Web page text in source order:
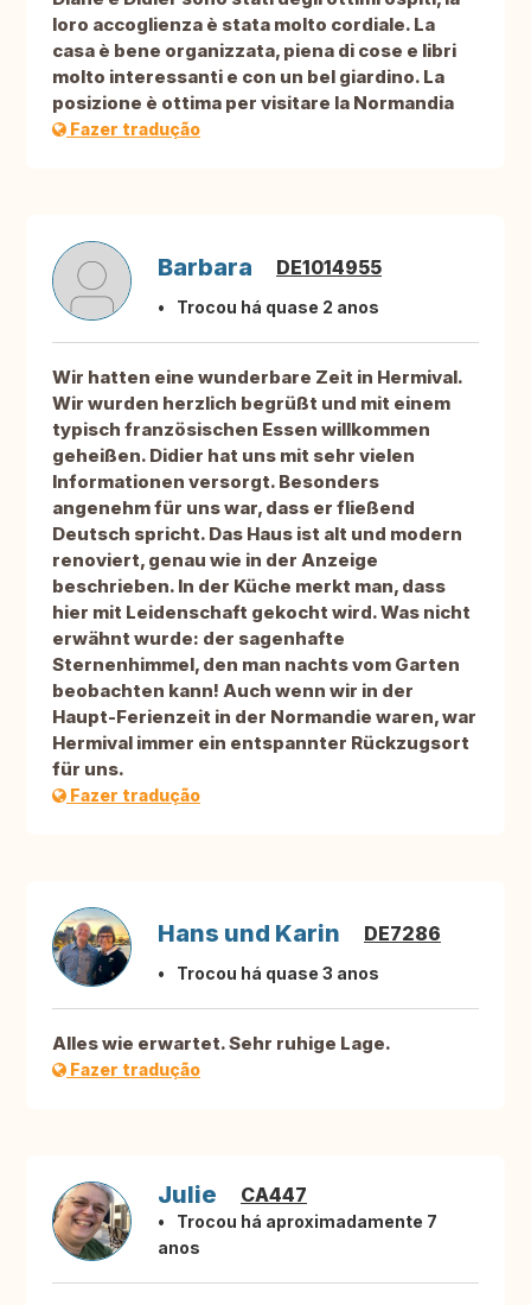
loro accoglienza è stata molto cordiale. La
casa è bene organizzata, piena di cose e libri
molto interessanti e con un bel giardino. La
posizione è ottima per visitare la Normandia
Fazer tradução
Barbara DE1014955
Trocou há quase 2 anos
Wir hatten eine wunderbare Zeit in Hermival.
Wir wurden herzlich begrüßt und mit einem
typisch französischen Essen willkommen
geheißen. Didier hat uns mit sehr vielen
Informationen versorgt. Besonders
angenehm für uns war, dass er fließend
Deutsch spricht. Das Haus ist alt und modern
renoviert, genau wie in der Anzeige
beschrieben. In der Küche merkt man, dass
hier mit Leidenschaft gekocht wird. Was nicht
erwähnt wurde: der sagenhafte
Sternenhimmel, den man nachts vom Garten
beobachten kann! Auch wenn wir in der
Haupt-Ferienzeit in der Normandie waren, war
Hermival immer ein entspannter Rückzugsort
für uns.
Fazer tradução
Hans und Karin DE7286
Trocou há quase 3 anos
Alles wie erwartet. Sehr ruhige Lage.
Fazer tradução
Julie CA447
Trocou há aproximadamente 7
anos